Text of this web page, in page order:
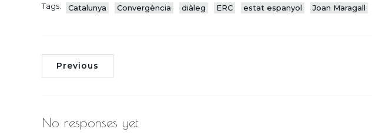
Tags: Catalunya Convergència diàleg ERC estat espanyol Joan Maragall
Previous
No responses yet